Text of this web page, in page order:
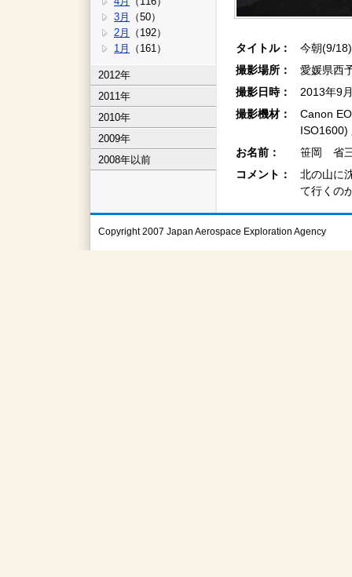
3月
（50）
2月
（192）
1月
（161）
2012年
2011年
2010年
2009年
2008年以前
タイトル：
今朝(9/
撮影場所：
愛媛県西
撮影日時：
2013年9
撮影機材：
Canon
ISO1600)
お名前：
笹岡 省
コメント：
北の山に
て行くの
Copyright 2007 Japan Aerospace Exploration Agency